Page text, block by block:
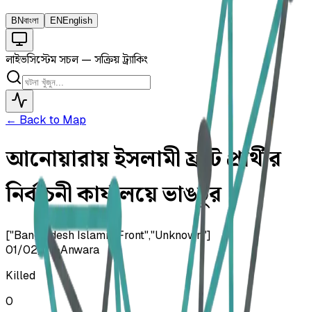
BNবাংলা EN English
লাইভসিস্টেম সচল — সক্রিয় ট্র্যাকিং
← Back to Map
আনোয়ারায় ইসলামী ফ্রন্ট প্রার্থীর
নির্বাচনী কার্যালয়ে ভাঙচুর
["Bangladesh Islamic Front","Unknown"]
01/02/26 •Anwara
Killed
0